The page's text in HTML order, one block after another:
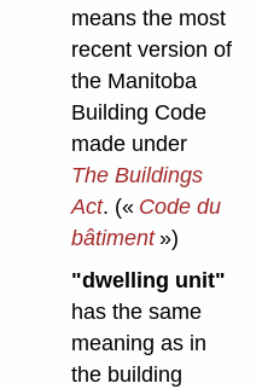
means the most
recent version of
the Manitoba
Building Code
made under
The Buildings
Act. (« Code du
bâtiment»)
"dwelling unit"
has the same
meaning as in
the building